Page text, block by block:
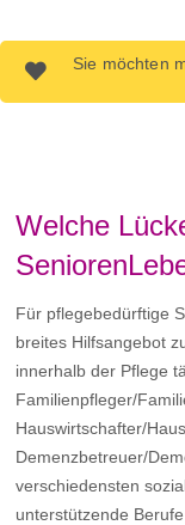
Sie möchten
Welche
Für pflegebedürftige
breites Hilfsangebot
innerhalb der Pflege
Familienpfleger/
Hauswirtschafter/
Demenzbetreuer/
verschiedensten
unterstützende